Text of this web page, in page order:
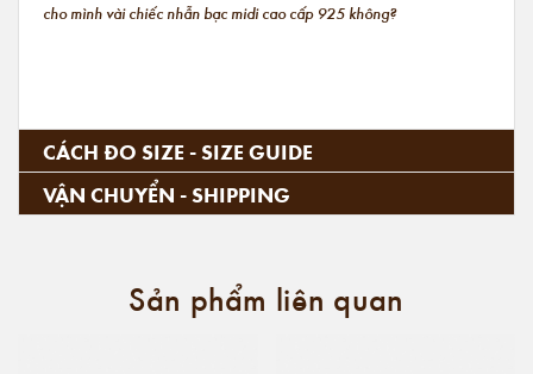
cho mình vài chiếc nhẫn bạc midi cao cấp 925 không?
CÁCH ĐO SIZE - SIZE GUIDE
VẬN CHUYỂN - SHIPPING
Sản phẩm liên quan